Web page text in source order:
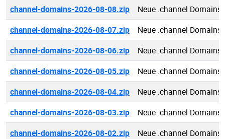
channel-domains-2026-08-08.zip
Neue .channel Domains
channel-domains-2026-08-07.zip
Neue .channel Domains
channel-domains-2026-08-06.zip
Neue .channel Domains
channel-domains-2026-08-05.zip
Neue .channel Domains
channel-domains-2026-08-04.zip
Neue .channel Domains
channel-domains-2026-08-03.zip
Neue .channel Domains
channel-domains-2026-08-02.zip
Neue .channel Domains